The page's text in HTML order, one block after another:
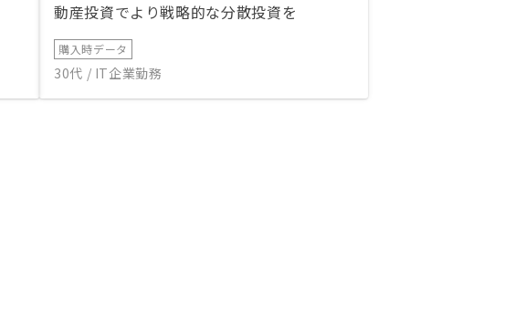
ドハウスとし
える「実物資
動産投資でより戦略的な分散投資を
購入時データ
30代 / IT企業勤務